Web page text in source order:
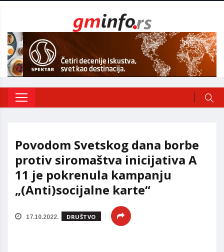
Povodom Svetskog dana borbe
protiv siromaštva inicijativa A
11 je pokrenula kampanju
„(Anti)socijalne karte“
17.10.2022. DRUŠTVO